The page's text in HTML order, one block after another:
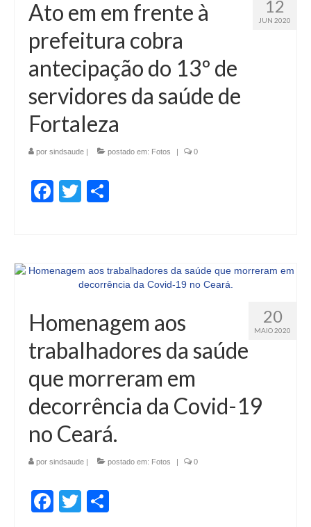
12
JUN 2020
Ato em em frente à
prefeitura cobra
antecipação do 13º de
servidores da saúde de
Fortaleza
por sindsaude | postado em: Fotos | 0
Facebook
Twitter
20
MAIO 2020
Homenagem aos
trabalhadores da saúde
que morreram em
decorrência da Covid-19
no Ceará.
por sindsaude | postado em: Fotos | 0
Facebook
Twitter